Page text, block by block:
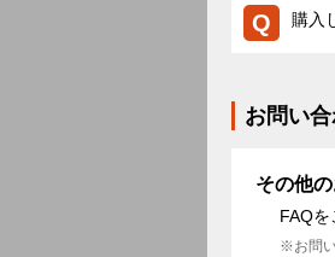
購入
お問い
その他
FAQ
お問